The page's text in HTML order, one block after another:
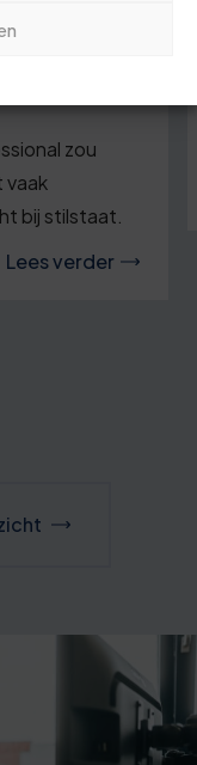
zou
vaak
bij stilstaat.
Lees verder